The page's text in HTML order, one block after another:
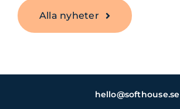
Alla nyheter
hello@softhouse.se